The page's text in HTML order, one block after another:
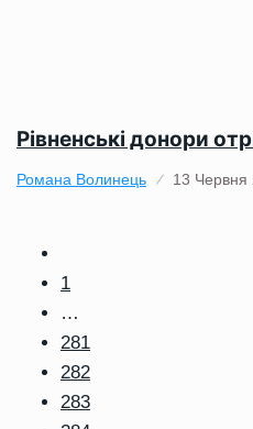
Рівненські донори
Романа Волинець 13 Червня
1
…
281
282
283